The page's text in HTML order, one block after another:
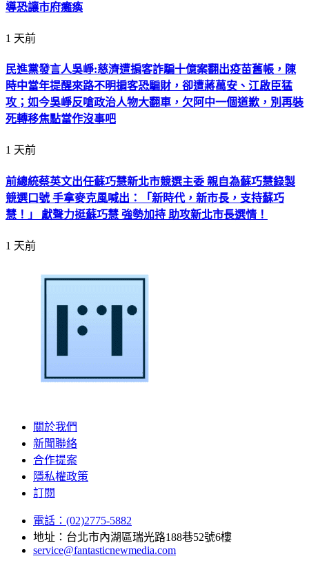
導恐讓市府癱瘓
1 天前
民進黨發言人吳崢:慈濟遭掮客詐騙十億案翻出疫苗舊帳，陳
時中當年提醒來路不明掮客恐騙財，卻遭蔣萬安、江啟臣猛
攻；如今吳崢反嗆政治人物大翻車，欠阿中一個道歉，別再裝
死轉移焦點當作沒事吧
1 天前
前總統蔡英文出任蘇巧慧新北市競選主委 親自為蘇巧慧錄製
競選口號 手拿麥克風喊出：「新時代，新市長，支持蘇巧
慧！」 獻聲力挺蘇巧慧 強勢加持 助攻新北市長選情！
1 天前
關於我們
新聞聯絡
合作提案
隱私權政策
訂閱
電話：(02)2775-5882
地址：台北市內湖區瑞光路188巷52號6樓
service@fantasticnewmedia.com